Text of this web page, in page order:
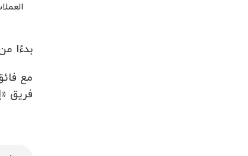
بدءًا من 11 أبريل 2023، ستكون جميع الأدوات متاحة للتداول
مع
فریق